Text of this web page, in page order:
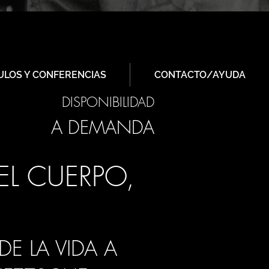
Y CONFERENCIAS CONTACTO/AYUDA
DISPONIBILIDAD
A DEMANDA
CUERPO,
LA VIDA A